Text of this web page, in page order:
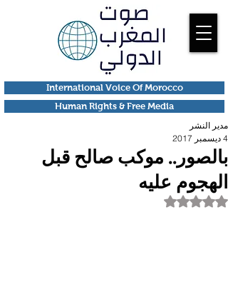
Human Rights & Free Media
International Voice Of Morocco
بالصور.. موكب صالح قبل
الهجوم عليه
مدير النشر
4 ديسمبر 2017
تم التقييم بـ ليس رقمًا من أصل 5 نجوم.